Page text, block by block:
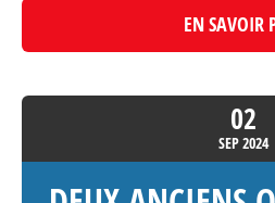
EN SAVOIR
02
SEP2024